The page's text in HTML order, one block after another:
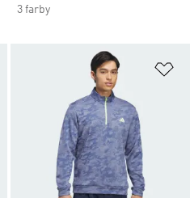
3 farby
Pridať do zoznamu želaných